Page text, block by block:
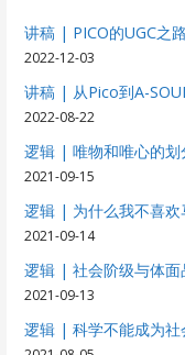
讲稿 | PICO的UGC之
2022-12-03
讲稿 | 从Pico到A-
2022-08-22
逻辑 | 唯物和唯心的划
2021-09-15
逻辑 | 为什么我不喜欢
2021-09-14
逻辑 | 社会阶级与体面
2021-09-13
逻辑 | 科学不能成为社